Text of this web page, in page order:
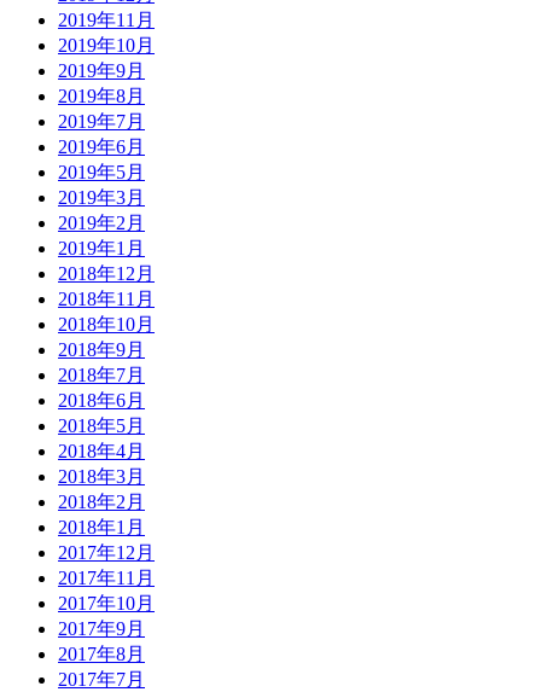
2019年11月
2019年10月
2019年9月
2019年8月
2019年7月
2019年6月
2019年5月
2019年3月
2019年2月
2019年1月
2018年12月
2018年11月
2018年10月
2018年9月
2018年7月
2018年6月
2018年5月
2018年4月
2018年3月
2018年2月
2018年1月
2017年12月
2017年11月
2017年10月
2017年9月
2017年8月
2017年7月